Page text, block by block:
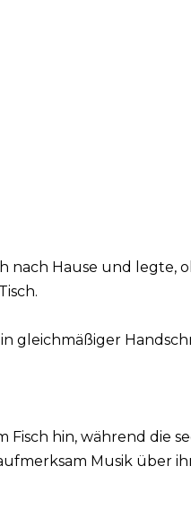
nach Hause und legte,
gleichmäßiger
Fisch hin, während die
Musik über